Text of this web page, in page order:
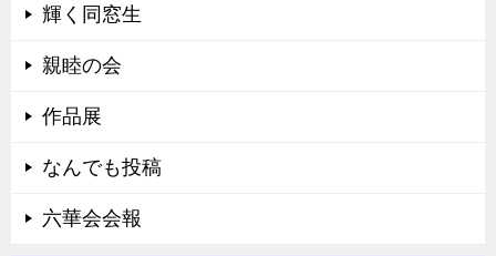
輝く同窓生
親睦の会
作品展
なんでも投稿
六華会会報